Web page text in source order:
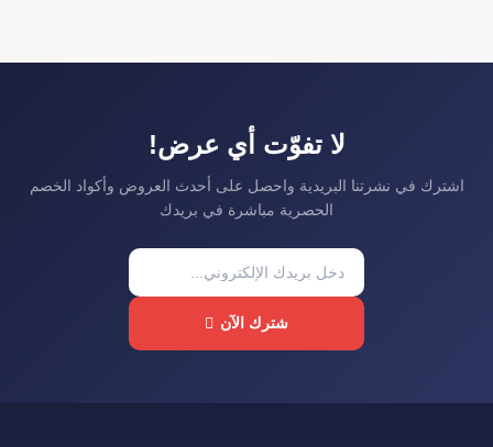
لا تفوّت أي عرض!
اشترك في نشرتنا البريدية واحصل على أحدث العروض وأكواد الخصم
الحصرية مباشرة في بريدك
شترك الآن